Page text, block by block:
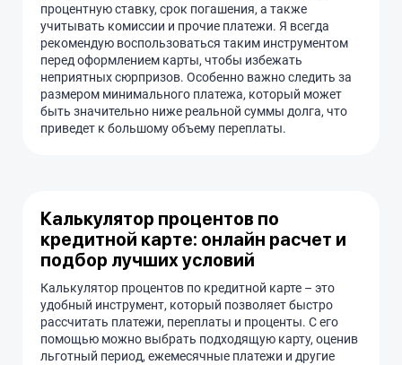
процентную ставку, срок погашения, а также
учитывать комиссии и прочие платежи. Я всегда
рекомендую воспользоваться таким инструментом
перед оформлением карты, чтобы избежать
неприятных сюрпризов. Особенно важно следить за
размером минимального платежа, который может
быть значительно ниже реальной суммы долга, что
приведет к большому объему переплаты.
Калькулятор процентов по
кредитной карте: онлайн расчет и
подбор лучших условий
Калькулятор процентов по кредитной карте – это
удобный инструмент, который позволяет быстро
рассчитать платежи, переплаты и проценты. С его
помощью можно выбрать подходящую карту, оценив
льготный период, ежемесячные платежи и другие